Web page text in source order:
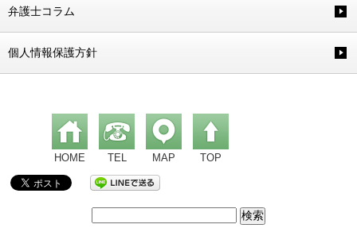
弁護士コラム
個人情報保護方針
HOME TEL MAP TOP